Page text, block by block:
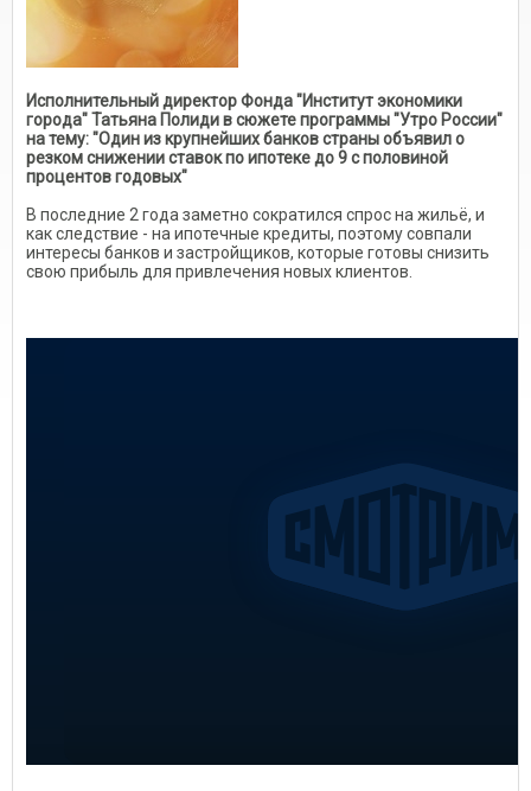
Исполнительный директор Фонда "Институт экономики
города" Татьяна Полиди в сюжете программы "Утро России"
на тему: "Один из крупнейших банков страны объявил о
резком снижении ставок по ипотеке до 9 с половиной
процентов годовых​"
В последние 2 года заметно сократился спрос на жильё, и
как следствие - на ипотечные кредиты, поэтому совпали
интересы банков и застройщиков, которые готовы снизить
свою прибыль для привлечения новых клиентов.